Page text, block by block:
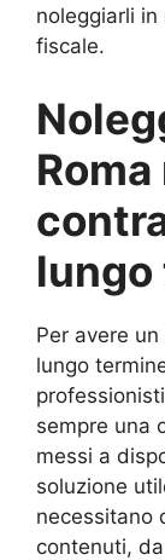
noleggiarli
fiscale.
Per avere un
lungo
sempre una
messi a
soluzione
necessitano
contenuti,